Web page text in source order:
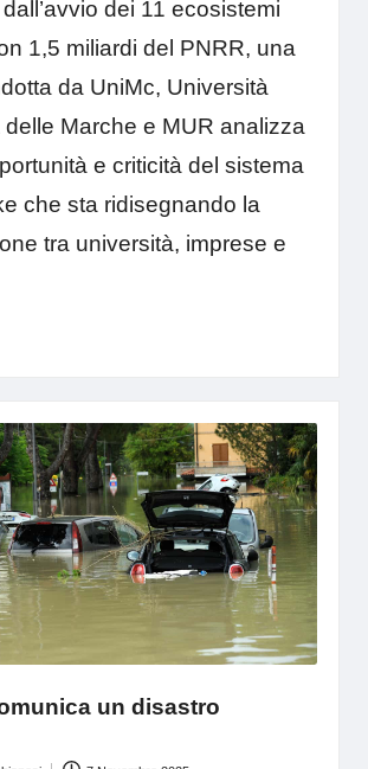
dei 11 ecosistemi
1,5 miliardi del PNRR, una
da UniMc, Università
Marche e MUR analizza
e criticità del sistema
che sta ridisegnando la
tra università, imprese e
un disastro